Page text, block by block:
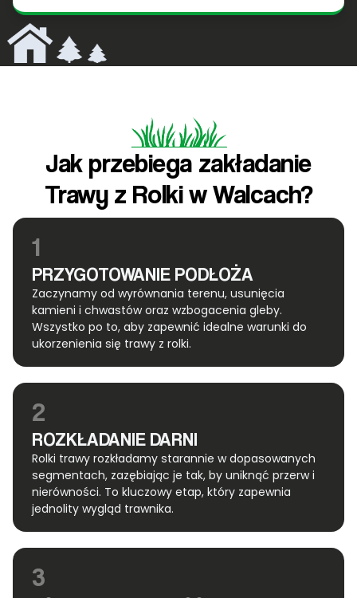
Jak przebiega zakładanie
Trawy z Rolki w Walcach?
1
PRZYGOTOWANIE PODŁOŻA
Zaczynamy od wyrównania terenu, usunięcia
kamieni i chwastów oraz wzbogacenia gleby.
Wszystko po to, aby zapewnić idealne warunki do
ukorzenienia się trawy z rolki.
2
ROZKŁADANIE DARNI
Rolki trawy rozkładamy starannie w dopasowanych
segmentach, zazębiając je tak, by uniknąć przerw i
nierówności. To kluczowy etap, który zapewnia
jednolity wygląd trawnika.
3